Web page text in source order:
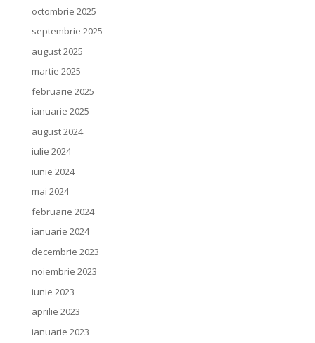
octombrie 2025
septembrie 2025
august 2025
martie 2025
februarie 2025
ianuarie 2025
august 2024
iulie 2024
iunie 2024
mai 2024
februarie 2024
ianuarie 2024
decembrie 2023
noiembrie 2023
iunie 2023
aprilie 2023
ianuarie 2023